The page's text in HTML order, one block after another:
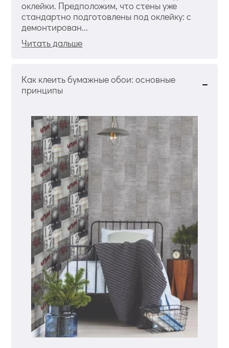
оклейки. Предположим, что стены уже
стандартно подготовлены под оклейку: с
демонтирован...
Читать дальше
Как клеить бумажные обои: основные
принципы